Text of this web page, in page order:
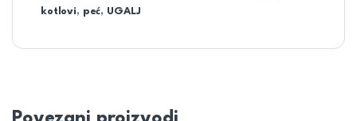
kotlovi, peć, UGALJ